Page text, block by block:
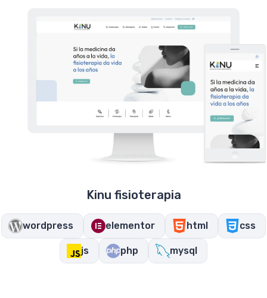
Kinu fisioterapia
wordpress elementor html css
js php mysql